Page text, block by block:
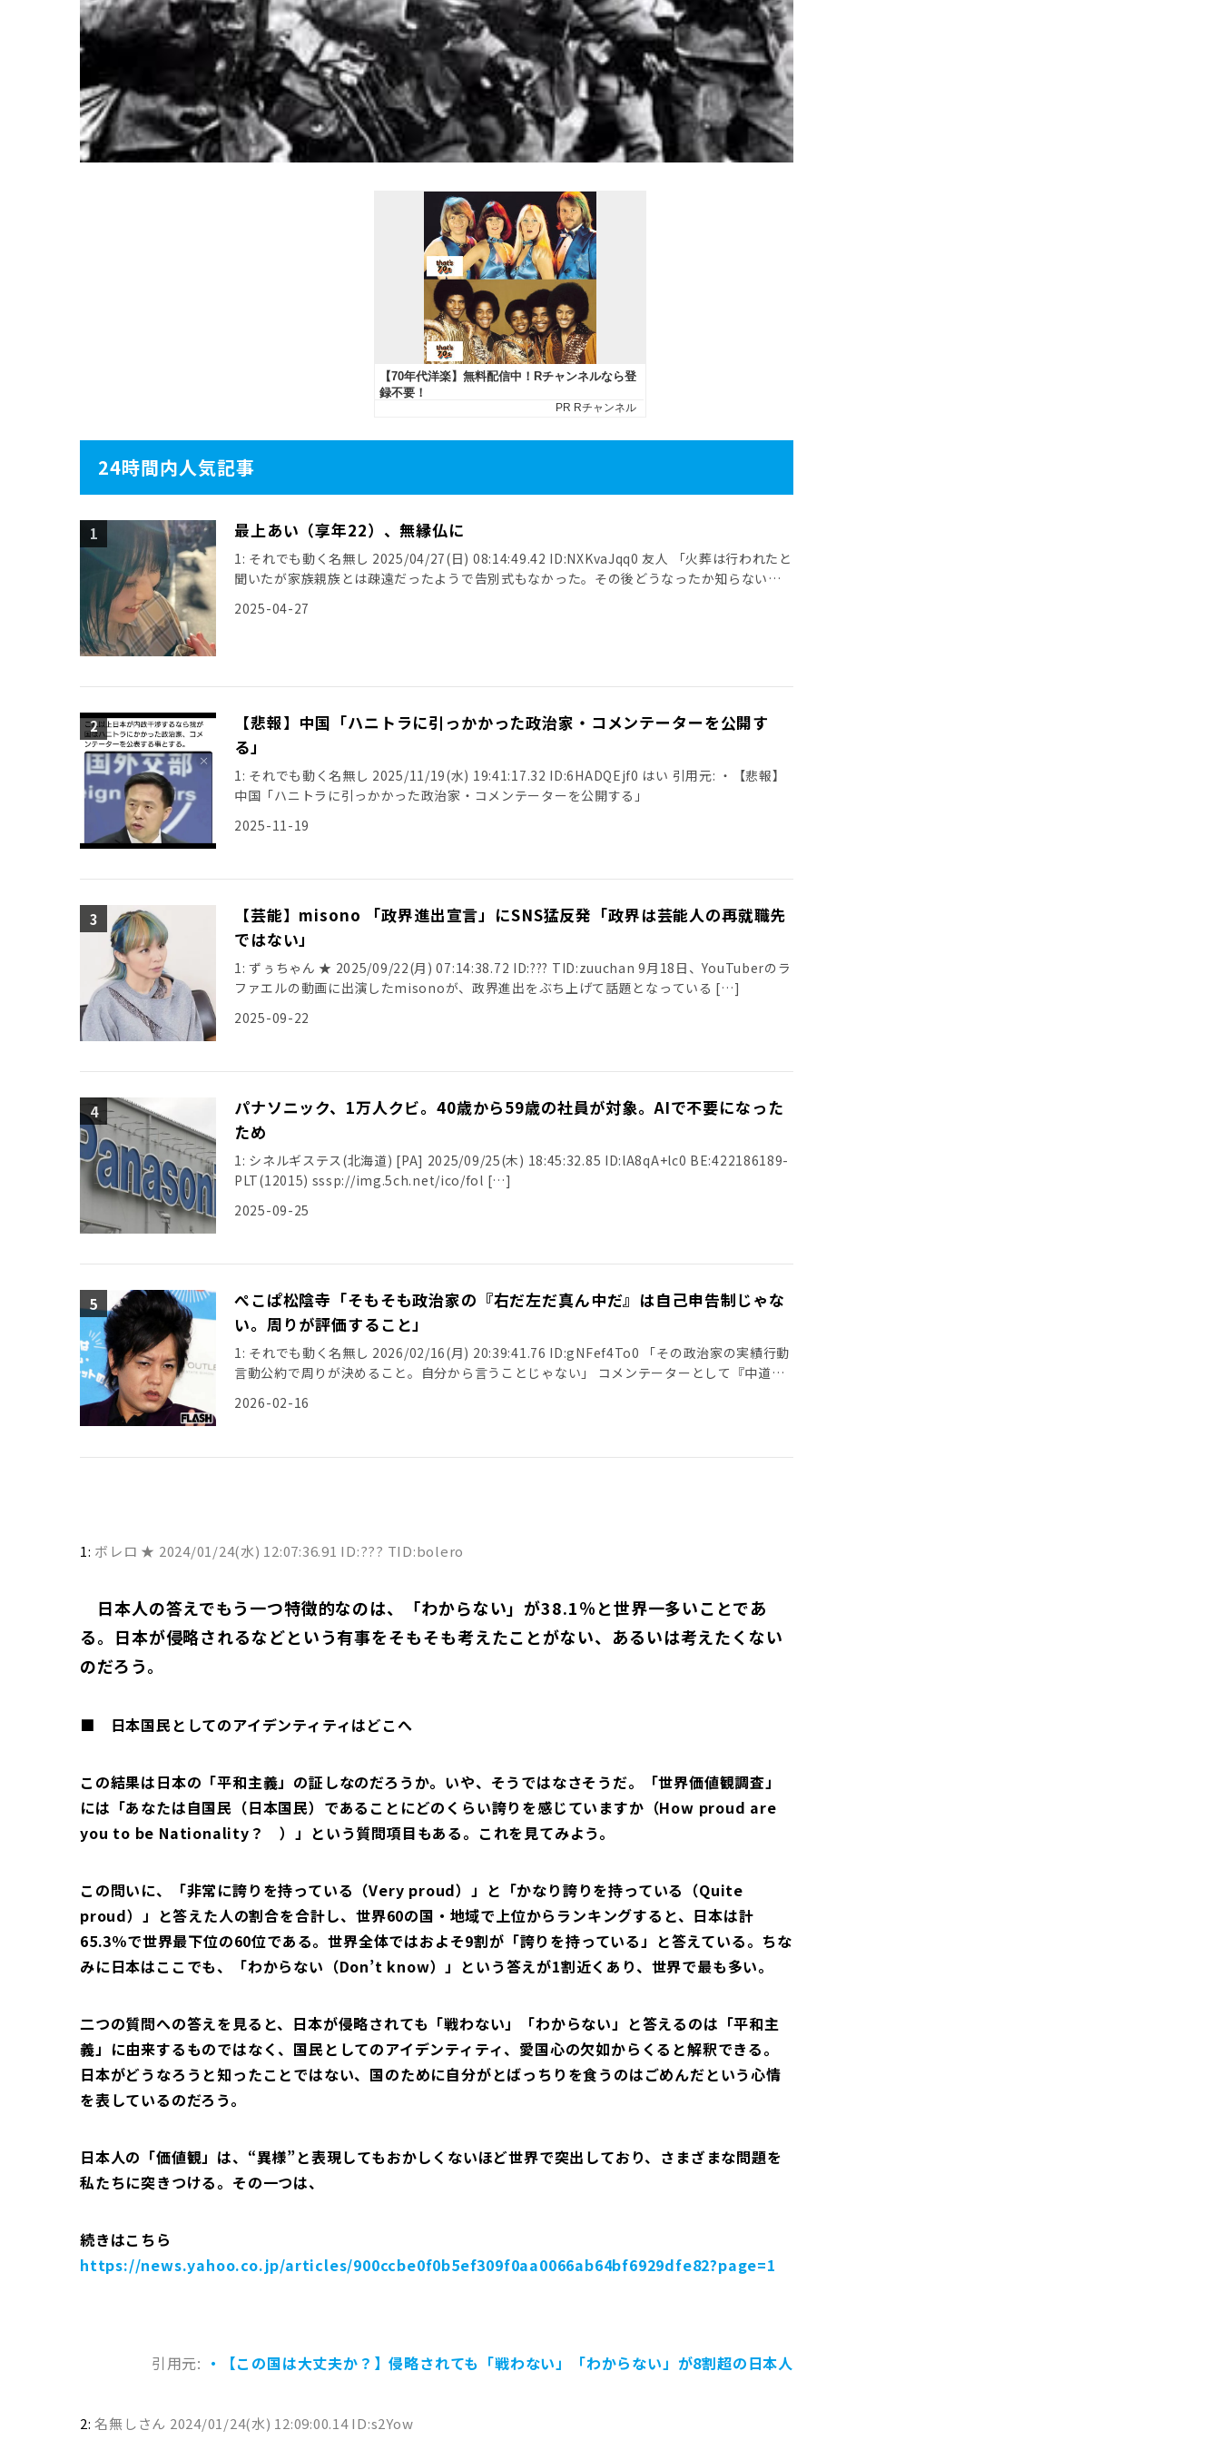
24時間内人気記事
最上あい（享年22）、無縁仏に
1: それでも動く名無し 2025/04/27(日) 08:14:49.42 ID:NXKvaJqq0 友人 「火葬は行われたと
聞いたが家族親族とは疎遠だったようで告別式もなかった。その後どうなったか知らない」
2025-04-27
【悲報】中国「ハニトラに引っかかった政治家・コメンテーターを公開す
る」
1: それでも動く名無し 2025/11/19(水) 19:41:17.32 ID:6HADQEjf0 はい 引用元: ・【悲報】
中国「ハニトラに引っかかった政治家・コメンテーターを公開する」
2025-11-19
【芸能】misono 「政界進出宣言」にSNS猛反発「政界は芸能人の再就職先
ではない」
1: ずぅちゃん ★ 2025/09/22(月) 07:14:38.72 ID:??? TID:zuuchan 9月18日、YouTuberのラ
ファエルの動画に出演したmisonoが、政界進出をぶち上げて話題となっている […]
2025-09-22
パナソニック、1万人クビ。40歳から59歳の社員が対象。AIで不要になった
ため
1: シネルギステス(北海道) [PA] 2025/09/25(木) 18:45:32.85 ID:lA8qA+lc0 BE:422186189-
PLT(12015) sssp://img.5ch.net/ico/fol […]
2025-09-25
ぺこぱ松陰寺「そもそも政治家の『右だ左だ真ん中だ』は自己申告制じゃな
い。周りが評価すること」
1: それでも動く名無し 2026/02/16(月) 20:39:41.76 ID:gNFef4To0 「その政治家の実績行動
言動公約で周りが決めること。自分から言うことじゃない」 コメンテーターとして『中道』
2026-02-16
1: ボレロ ★ 2024/01/24(水) 12:07:36.91 ID:??? TID:bolero
日本人の答えでもう一つ特徴的なのは、「わからない」が38.1％と世界一多いことであ
る。日本が侵略されるなどという有事をそもそも考えたことがない、あるいは考えたくない
のだろう。
■ 日本国民としてのアイデンティティはどこへ
この結果は日本の「平和主義」の証しなのだろうか。いや、そうではなさそうだ。「世界価値観調査」
には「あなたは自国民（日本国民）であることにどのくらい誇りを感じていますか（How proud are
you to be Nationality？ ）」という質問項目もある。これを見てみよう。
この問いに、「非常に誇りを持っている（Very proud）」と「かなり誇りを持っている（Quite
proud）」と答えた人の割合を合計し、世界60の国・地域で上位からランキングすると、日本は計
65.3％で世界最下位の60位である。世界全体ではおよそ9割が「誇りを持っている」と答えている。ちな
みに日本はここでも、「わからない（Don’t know）」という答えが1割近くあり、世界で最も多い。
二つの質問への答えを見ると、日本が侵略されても「戦わない」「わからない」と答えるのは「平和主
義」に由来するものではなく、国民としてのアイデンティティ、愛国心の欠如からくると解釈できる。
日本がどうなろうと知ったことではない、国のために自分がとばっちりを食うのはごめんだという心情
を表しているのだろう。
日本人の「価値観」は、“異様”と表現してもおかしくないほど世界で突出しており、さまざまな問題を
私たちに突きつける。その一つは、
続きはこちら
https://news.yahoo.co.jp/articles/900ccbe0f0b5ef309f0aa0066ab64bf6929dfe82?page=1
引用元: ・【この国は大丈夫か？】侵略されても「戦わない」「わからない」が8割超の日本人
2:名無しさん 2024/01/24(水) 12:09:00.14 ID:s2Yow